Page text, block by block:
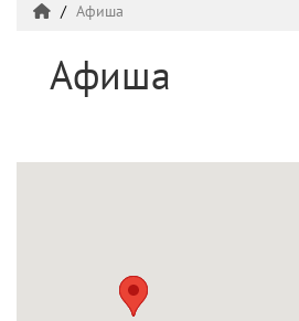
Афиша
Афиша